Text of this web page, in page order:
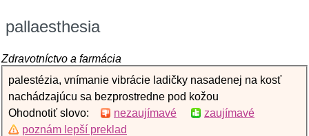
pallaesthesia
Zdravotníctvo a farmácia
palestézia, vnímanie vibrácie ladičky nasadenej na kosť
nachádzajúcu sa bezprostredne pod kožou
Ohodnotiť slovo:
nezaujímavé
zaujímavé
poznám lepší preklad